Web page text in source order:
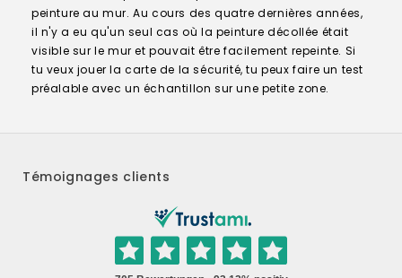
peinture au mur. Au cours des quatre dernières années,
il n'y a eu qu'un seul cas où la peinture décollée était
visible sur le mur et pouvait être facilement repeinte. Si
tu veux jouer la carte de la sécurité, tu peux faire un test
préalable avec un échantillon sur une petite zone.
Témoignages clients